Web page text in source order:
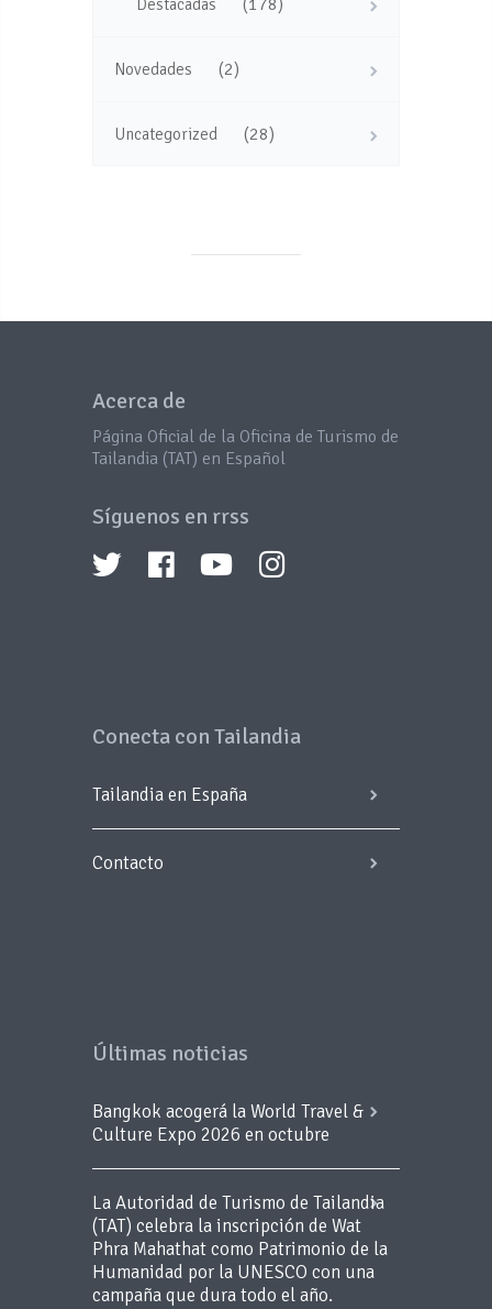
Destacadas (178)
Novedades (2)
Uncategorized (28)
Acerca de
Página Oficial de la Oficina de Turismo de
Tailandia (TAT) en Español
Síguenos en rrss
Conecta con Tailandia
Tailandia en España
Contacto
Últimas noticias
Bangkok acogerá la World Travel &
Culture Expo 2026 en octubre
La Autoridad de Turismo de Tailandia
(TAT) celebra la inscripción de Wat
Phra Mahathat como Patrimonio de la
Humanidad por la UNESCO con una
campaña que dura todo el año.